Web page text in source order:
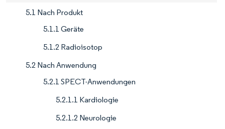
5.1 Nach Produkt
5.1.1 Geräte
5.1.2 Radioisotop
5.2 Nach Anwendung
5.2.1 SPECT-Anwendungen
5.2.1.1 Kardiologie
5.2.1.2 Neurologie